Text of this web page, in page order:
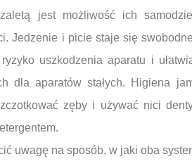
jest możliwość ich
Jedzenie i picie staje się
uszkodzenia aparatu i
dla aparatów stałych. Higiena
zęby i używać nici
uwagę na sposób, w jaki oba